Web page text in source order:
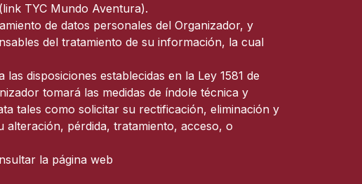
TYC Mundo Aventura).
de datos personales del Organizador, y
del tratamiento de su información, la cual
disposiciones establecidas en la Ley 1581 de
tomará las medidas de índole técnica y
tales como solicitar su rectificación, eliminación y
alteración, pérdida, tratamiento, acceso, o
la página web